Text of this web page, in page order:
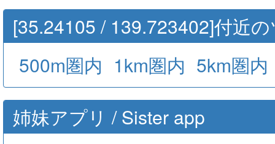
[35.24105 / 139.723402]付近
500m圏内 1km圏内 5km圏内
姉妹アプリ / Sister app